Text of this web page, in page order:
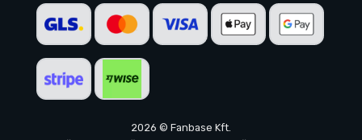
2026 © Fanbase Kft.